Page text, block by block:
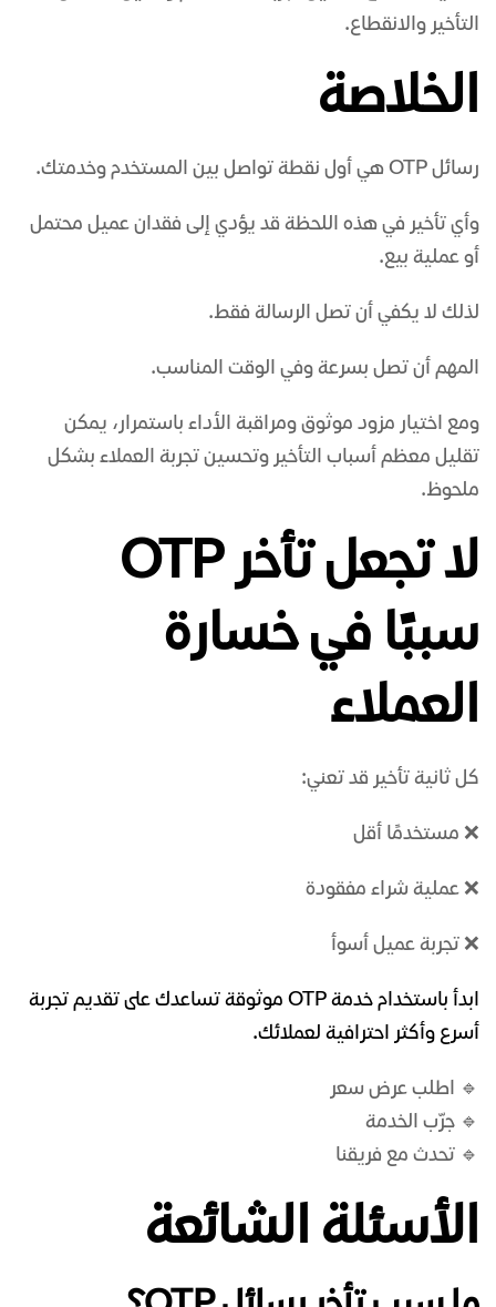
التأخير والانقطاع.
الخلاصة
رسائل OTP هي أول نقطة تواصل بين المستخدم وخدمتك.
وأي تأخير في هذه اللحظة قد يؤدي إلى فقدان عميل محتمل
أو عملية بيع.
لذلك لا يكفي أن تصل الرسالة فقط.
المهم أن تصل بسرعة وفي الوقت المناسب.
ومع اختيار مزود موثوق ومراقبة الأداء باستمرار، يمكن
تقليل معظم أسباب التأخير وتحسين تجربة العملاء بشكل
ملحوظ.
لا تجعل تأخر OTP
سببًا في خسارة
العملاء
كل ثانية تأخير قد تعني:
❌ مستخدمًا أقل
❌ عملية شراء مفقودة
❌ تجربة عميل أسوأ
ابدأ باستخدام خدمة OTP موثوقة تساعدك على تقديم تجربة
أسرع وأكثر احترافية لعملائك.
🔹 اطلب عرض سعر
🔹 جرّب الخدمة
🔹 تحدث مع فريقنا
الأسئلة الشائعة